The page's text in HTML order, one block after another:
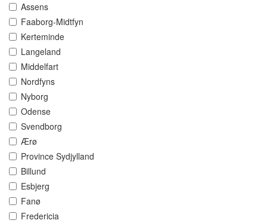
Assens
Faaborg-Midtfyn
Kerteminde
Langeland
Middelfart
Nordfyns
Nyborg
Odense
Svendborg
Ærø
Province Sydjylland
Billund
Esbjerg
Fanø
Fredericia